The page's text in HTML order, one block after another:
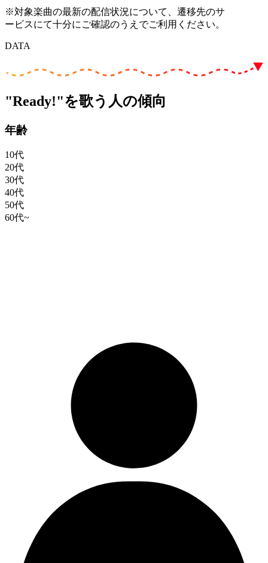
※対象楽曲の最新の配信状況について、遷移先のサ
ービスにて十分にご確認のうえでご利用ください。
DATA
"Ready!"を歌う人の傾向
年齢
10代
20代
30代
40代
50代
60代~